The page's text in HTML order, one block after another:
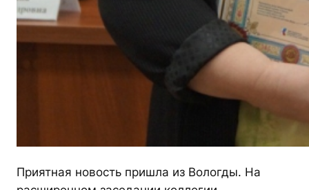
Приятная новость пришла из Вологды. На